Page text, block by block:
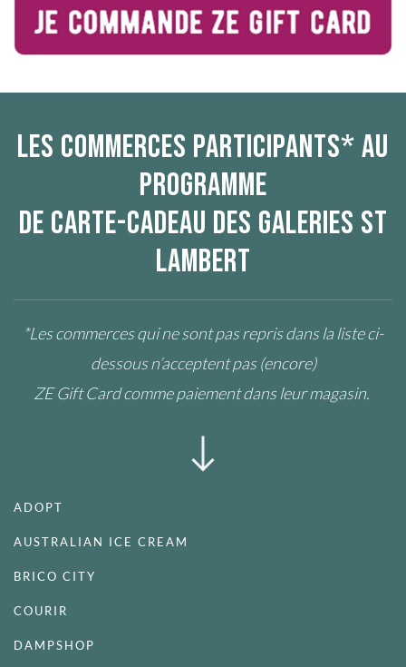
LES COMMERCES PARTICIPANTS* AU
PROGRAMME
DE CARTE-CADEAU DES GALERIES ST
LAMBERT
*Les commerces qui ne sont pas repris dans la liste ci-
dessous n’acceptent pas (encore)
ZE Gift Card comme paiement dans leur magasin.
ADOPT
AUSTRALIAN ICE CREAM
BRICO CITY
COURIR
DAMPSHOP